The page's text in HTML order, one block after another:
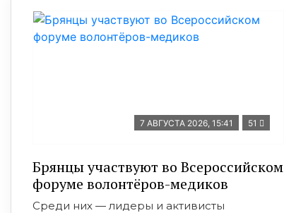
7 АВГУСТА 2026, 15:41 51
Брянцы участвуют во Всероссийском
форуме волонтёров-медиков
Среди них — лидеры и активисты